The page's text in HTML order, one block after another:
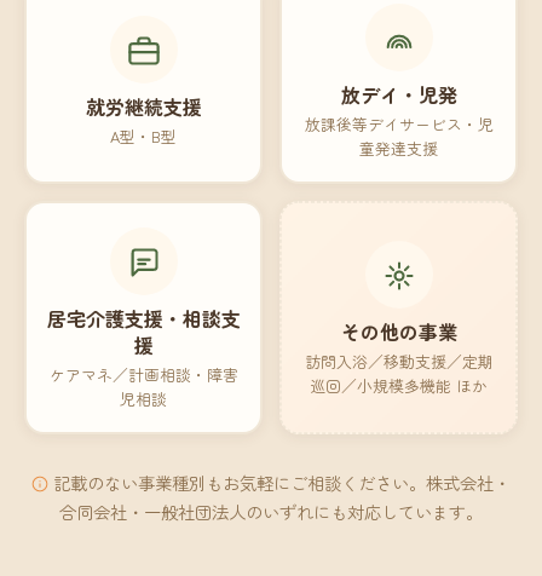
就労継続支援
A型・B型
放デイ・児発
放課後等デイサービス・児
童発達支援
居宅介護支援・相談支
援
ケアマネ／計画相談・障害
児相談
その他の事業
訪問入浴／移動支援／定期
巡回／小規模多機能 ほか
記載のない事業種別もお気軽にご相談ください。株式会社・
合同会社・一般社団法人のいずれにも対応しています。